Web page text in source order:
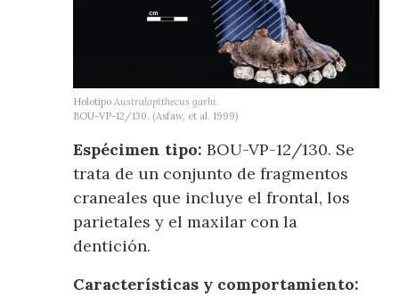
HolotipoAustralopithecus garhi.
BOU-VP-12/130. (Asfaw, et al. 1999)
Espécimen tipo: BOU-VP-12/130. Se
trata de un conjunto de fragmentos
craneales que incluye el frontal, los
parietales y el maxilar con la
dentición.
Características y comportamiento: